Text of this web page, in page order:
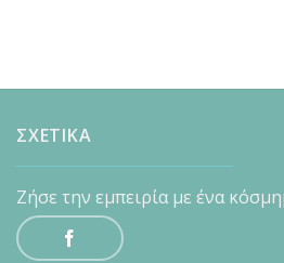
ΣΧΕΤΙΚΑ
Ζήσε την εμπειρία με ένα